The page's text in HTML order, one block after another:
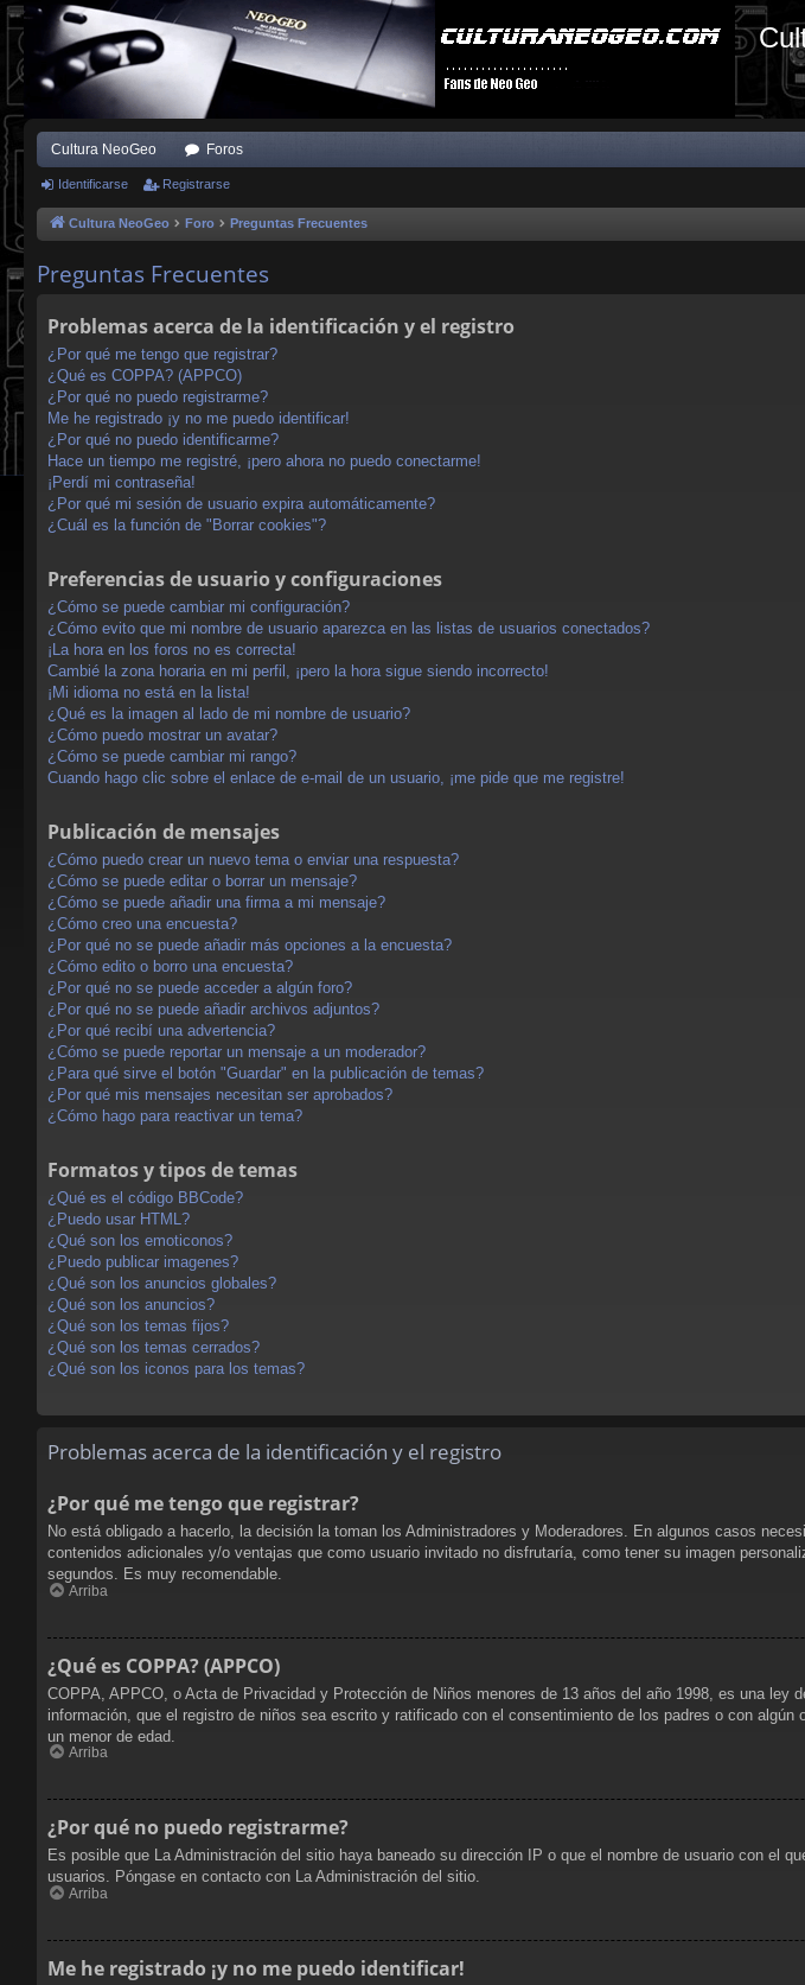
Cultura NeoGeo Foros
Identificarse Registrarse
Cultura NeoGeo Foro Preguntas Frecuentes
Preguntas Frecuentes
Problemas acerca de la identificación y el registro
¿Por qué me tengo que registrar?
¿Qué es COPPA? (APPCO)
¿Por qué no puedo registrarme?
Me he registrado ¡y no me puedo identificar!
¿Por qué no puedo identificarme?
Hace un tiempo me registré, ¡pero ahora no puedo conectarme!
¡Perdí mi contraseña!
¿Por qué mi sesión de usuario expira automáticamente?
¿Cuál es la función de "Borrar cookies"?
Preferencias de usuario y configuraciones
¿Cómo se puede cambiar mi configuración?
¿Cómo evito que mi nombre de usuario aparezca en las listas de usuarios conectados?
¡La hora en los foros no es correcta!
Cambié la zona horaria en mi perfil, ¡pero la hora sigue siendo incorrecto!
¡Mi idioma no está en la lista!
¿Qué es la imagen al lado de mi nombre de usuario?
¿Cómo puedo mostrar un avatar?
¿Cómo se puede cambiar mi rango?
Cuando hago clic sobre el enlace de e-mail de un usuario, ¡me pide que me registre!
Publicación de mensajes
¿Cómo puedo crear un nuevo tema o enviar una respuesta?
¿Cómo se puede editar o borrar un mensaje?
¿Cómo se puede añadir una firma a mi mensaje?
¿Cómo creo una encuesta?
¿Por qué no se puede añadir más opciones a la encuesta?
¿Cómo edito o borro una encuesta?
¿Por qué no se puede acceder a algún foro?
¿Por qué no se puede añadir archivos adjuntos?
¿Por qué recibí una advertencia?
¿Cómo se puede reportar un mensaje a un moderador?
¿Para qué sirve el botón "Guardar" en la publicación de temas?
¿Por qué mis mensajes necesitan ser aprobados?
¿Cómo hago para reactivar un tema?
Formatos y tipos de temas
¿Qué es el código BBCode?
¿Puedo usar HTML?
¿Qué son los emoticonos?
¿Puedo publicar imagenes?
¿Qué son los anuncios globales?
¿Qué son los anuncios?
¿Qué son los temas fijos?
¿Qué son los temas cerrados?
¿Qué son los iconos para los temas?
Problemas acerca de la identificación y el registro
¿Por qué me tengo que registrar?
No está obligado a hacerlo, la decisión la toman los Administradores y Moderadores. En algunos casos
contenidos adicionales y/o ventajas que como usuario invitado no disfrutaría, como tener su imagen
segundos. Es muy recomendable.
Arriba
¿Qué es COPPA? (APPCO)
COPPA, APPCO, o Acta de Privacidad y Protección de Niños menores de 13 años del año 1998, es una
información, que el registro de niños sea escrito y ratificado con el consentimiento de los padres o con
un menor de edad.
Arriba
¿Por qué no puedo registrarme?
Es posible que La Administración del sitio haya baneado su dirección IP o que el nombre de usuario con el
usuarios. Póngase en contacto con La Administración del sitio.
Arriba
Me he registrado ¡y no me puedo identificar!